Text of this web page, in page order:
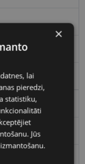
×
lai
pieredzi,
statistiku,
Jūs